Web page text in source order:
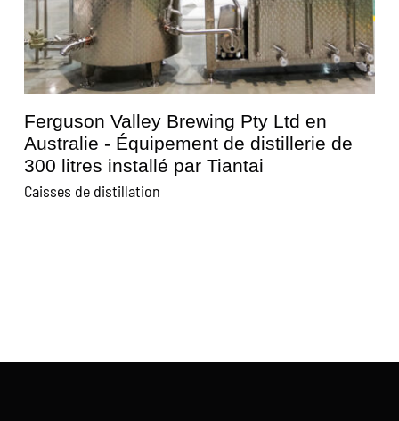
Brasserie Kunisawa au Japon - Tiantai a
installé un équipement de distillerie de
600 litres
Caisses de distillation